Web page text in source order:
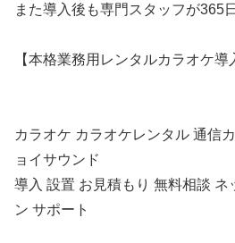
また導入後も専門スタッフが365
【本格業務用レンタルカラオケ導
カラオケ カラオケレンタル 通信
ョイサウンド
導入 設置 お見積もり 無料相談 ネ
ン サポート